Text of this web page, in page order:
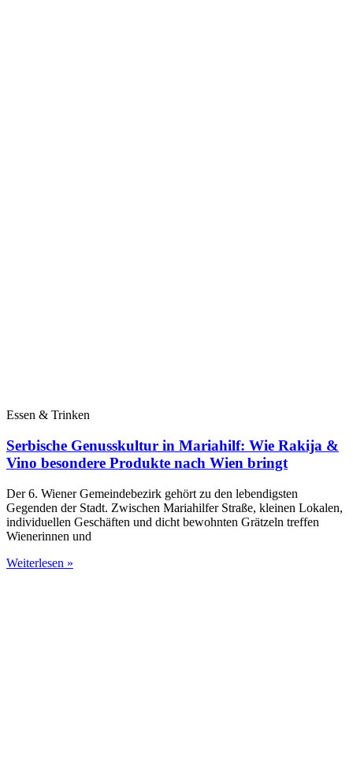
Essen & Trinken
Serbische Genusskultur in Mariahilf: Wie Rakija &
Vino besondere Produkte nach Wien bringt
Der 6. Wiener Gemeindebezirk gehört zu den lebendigsten
Gegenden der Stadt. Zwischen Mariahilfer Straße, kleinen Lokalen,
individuellen Geschäften und dicht bewohnten Grätzeln treffen
Wienerinnen und
Weiterlesen »